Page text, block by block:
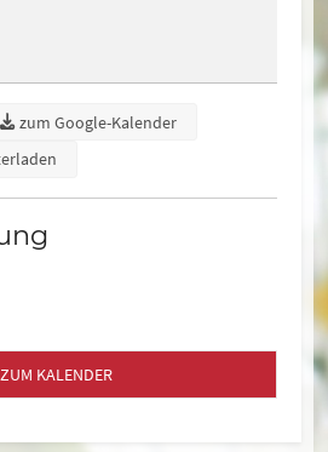
zum Google-Kalender
ZUM KALENDER